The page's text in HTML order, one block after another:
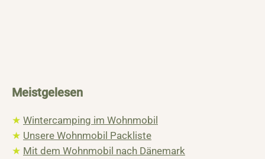
Meistgelesen
★ Wintercamping im Wohnmobil
★ Unsere Wohnmobil Packliste
★ Mit dem Wohnmobil nach Dänemark